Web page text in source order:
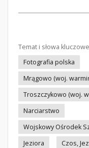
Temat i słowa
Fotografia polska
Mrągowo (woj.
Troszczykowo (woj.
Narciarstwo
Wojskowy Ośrodek
Jeziora
Czos,